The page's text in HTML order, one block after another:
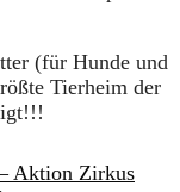
(für Hunde und
Tierheim der
Aktion Zirkus